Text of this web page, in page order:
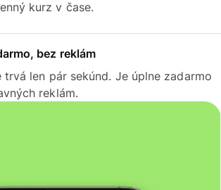
kurz v čase.
bez reklám
trvá len pár sekúnd. Je úplne zadarmo
reklám.